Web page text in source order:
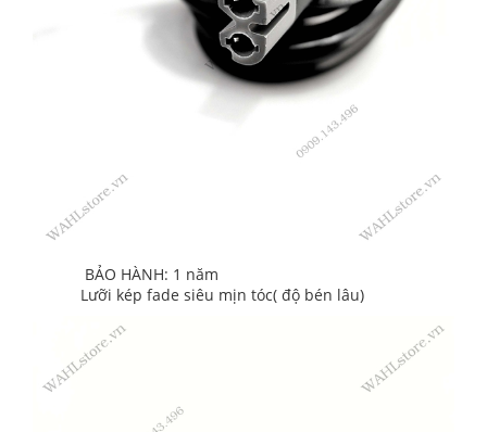
BẢO HÀNH: 1 năm
Lưỡi kép fade siêu mịn tóc( độ bén lâu)